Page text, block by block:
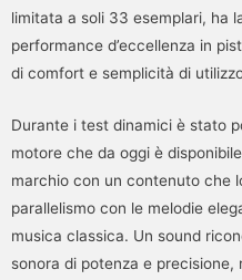
limitata a soli 33 esemplari, ha
performance d’eccellenza in
di comfort e semplicità di
Durante i test dinamici è stato
motore che da oggi è
marchio con un contenuto che
parallelismo con le melodie
musica classica. Un sound
sonora di potenza e